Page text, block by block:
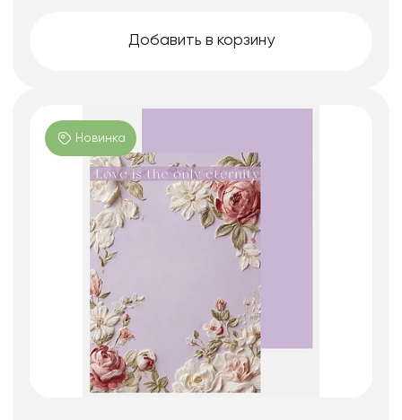
Добавить в корзину
Новинка